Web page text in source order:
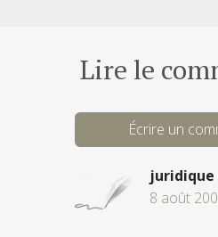
Lire le
Écrire un
juridique
8 août